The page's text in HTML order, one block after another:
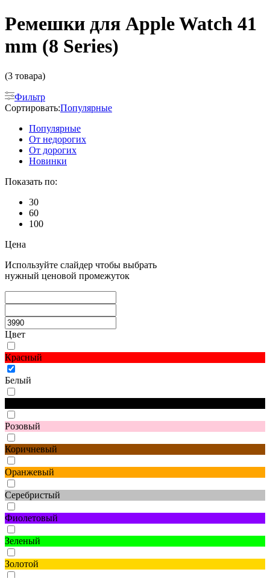
Ремешки для Apple Watch 41
mm (8 Series)
(3 товара)
Фильтр
Сортировать:Популярные
Популярные
От недорогих
От дорогих
Новинки
Показать по:
30
60
100
Цена
Используйте слайдер чтобы выбрать
нужный ценовой промежуток
Цвет
Красный
Белый
Розовый
Коричневый
Оранжевый
Серебристый
Фиолетовый
Зеленый
Золотой